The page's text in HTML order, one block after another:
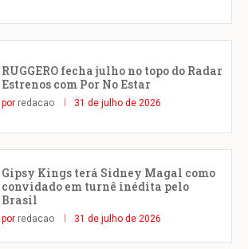
RUGGERO fecha julho no topo do Radar
Estrenos com Por No Estar
por redacao 31 de julho de 2026
Gipsy Kings terá Sidney Magal como
convidado em turnê inédita pelo
Brasil
por redacao 31 de julho de 2026